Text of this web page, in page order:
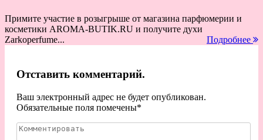
Примите участие в розыгрыше от магазина парфюмерии и
косметики AROMA-BUTIK.RU и получите духи
Zarkoperfume...
Подробнее
Отставить комментарий.
Ваш электронный адрес не будет опубликован.
Обязательные поля помечены*